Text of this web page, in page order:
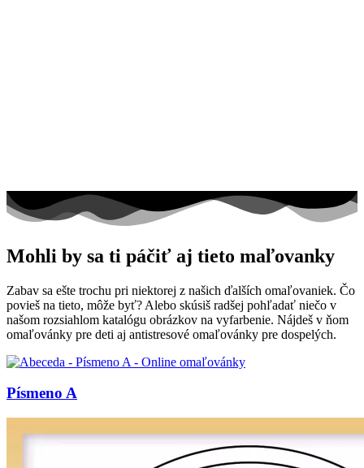
Mohli by sa ti páčiť aj tieto maľovanky
Zabav sa ešte trochu pri niektorej z našich ďalších omaľovaniek. Čo
povieš na tieto, môže byť? Alebo skúsiš radšej pohľadať niečo v
našom rozsiahlom katalógu obrázkov na vyfarbenie. Nájdeš v ňom
omaľovánky pre deti aj antistresové omaľovánky pre dospelých.
Písmeno A